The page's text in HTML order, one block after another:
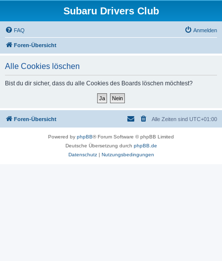
Subaru Drivers Club
FAQ Anmelden
Foren-Übersicht
Alle Cookies löschen
Bist du dir sicher, dass du alle Cookies des Boards löschen möchtest?
Foren-Übersicht Alle Zeiten sind UTC+01:00
Powered by phpBB® Forum Software © phpBB Limited
Deutsche Übersetzung durch phpBB.de
Datenschutz| Nutzungsbedingungen